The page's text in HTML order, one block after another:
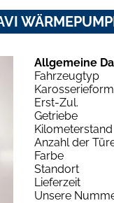
Allgemeine
Fahrzeugtyp
Karosserieform
Erst-Zul.
Getriebe
Kilometerstand
Anzahl der
Farbe
Standort
Lieferzeit
Unsere